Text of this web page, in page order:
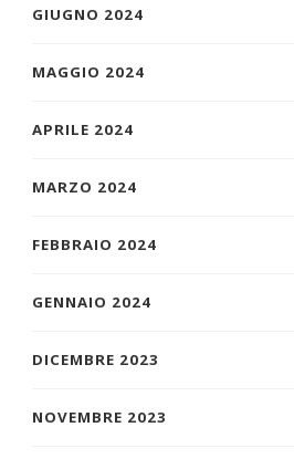
GIUGNO 2024
MAGGIO 2024
APRILE 2024
MARZO 2024
FEBBRAIO 2024
GENNAIO 2024
DICEMBRE 2023
NOVEMBRE 2023